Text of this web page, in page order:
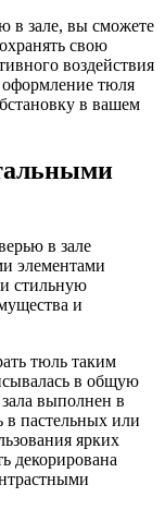
в зале, вы сможете
свою
воздействия
тюля
в вашем
в зале
элементами
стильную
и
тюль таким
в общую
выполнен в
пастельных или
ярких
декорирована